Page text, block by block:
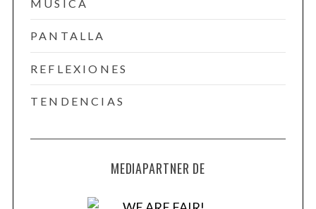
MÚSICA
PANTALLA
REFLEXIONES
TENDENCIAS
MEDIAPARTNER DE
c
f
r
: